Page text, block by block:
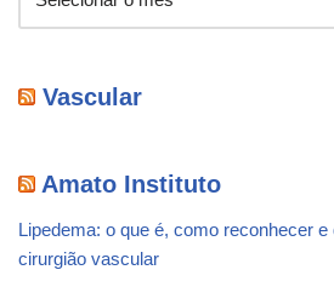
Vascular
Amato Instituto
Lipedema: o que é, como reconhecer
cirurgião vascular